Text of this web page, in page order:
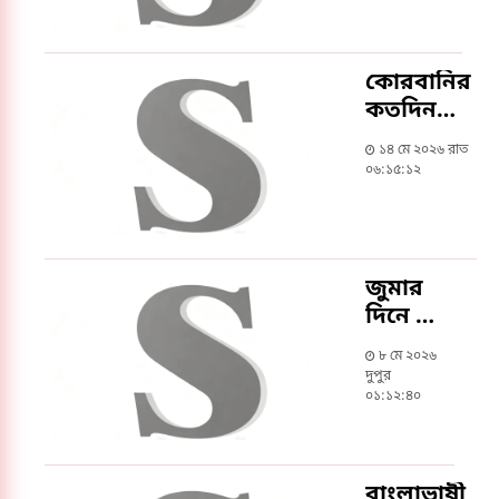
কোরবানির
কতদিন
আগে চুল-
নখ কাটতে
১৪ মে ২০২৬ রাত
০৬:১৫:১২
জুমার
দিনে যে
সব
আমল
করবেন
৮ মে ২০২৬
দুপুর
০১:১২:৪০